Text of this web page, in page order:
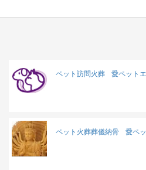
ペット訪問火葬 愛ペット
ペット火葬葬儀納骨 愛ペ